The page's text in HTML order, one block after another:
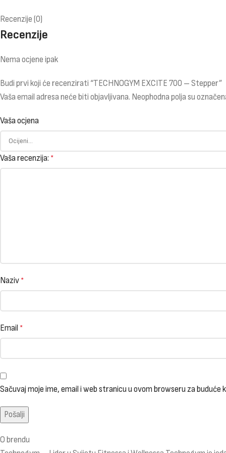
Recenzije (0)
Recenzije
Nema ocjene ipak
Budi prvi koji će recenzirati “TECHNOGYM EXCITE 700 – Stepper”
Vaša email adresa neće biti objavljivana. Neophodna polja su
Vaša ocjena
Vaša recenzija: *
Naziv *
Email *
Sačuvaj moje ime, email i web stranicu u ovom browseru za buduće
O brendu